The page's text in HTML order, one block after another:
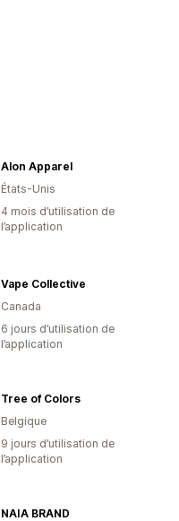
Alon Apparel
États-Unis
4 mois d’utilisation de
l’application
Vape Collective
Canada
6 jours d’utilisation de
l’application
Tree of Colors
Belgique
9 jours d’utilisation de
l’application
NAIA BRAND